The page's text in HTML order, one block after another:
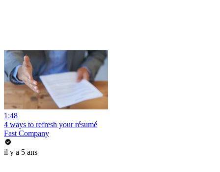
1:48
4 ways to refresh your résumé
Fast Company
il y a 5 ans